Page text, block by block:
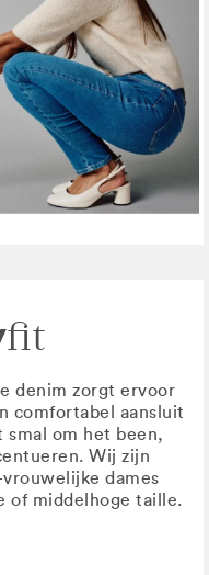
fit
denim zorgt ervoor
comfortabel aansluit
smal om het been,
Wij zijn
dames
of middelhoge taille.